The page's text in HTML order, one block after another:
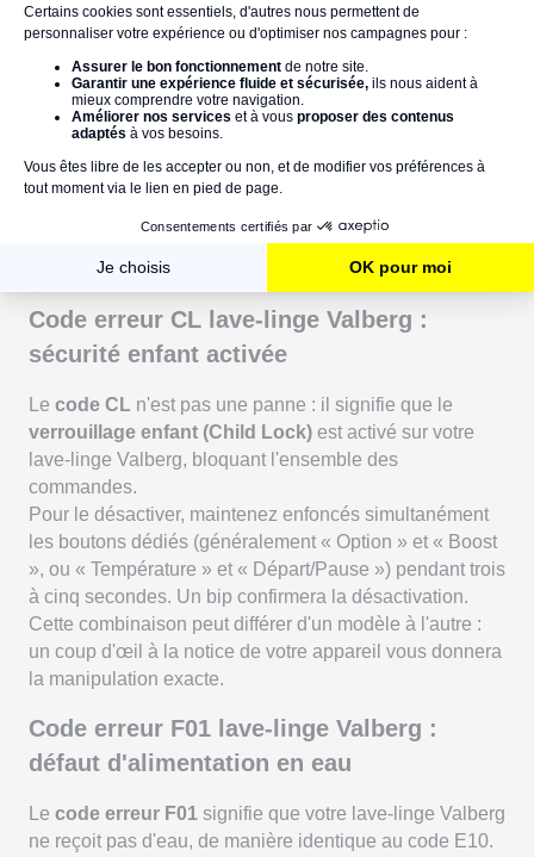
Valberg ?
Les pannes de carte électronique nécessitent un
diagnostic précis. Un technicien spécialisé en
et le remplacer.
Je demande une intervention
Code erreur CL lave-linge Valberg :
sécurité enfant activée
Le code CL n'est pas une panne : il signifie que le
verrouillage enfant (Child Lock) est activé sur votre
lave-linge Valberg, bloquant l'ensemble des
commandes.
Pour le désactiver, maintenez enfoncés simultanément
les boutons dédiés (généralement « Option » et « Boost
», ou « Température » et « Départ/Pause ») pendant trois
à cinq secondes. Un bip confirmera la désactivation.
Cette combinaison peut différer d'un modèle à l'autre :
un coup d'œil à la notice de votre appareil vous donnera
la manipulation exacte.
Code erreur F01 lave-linge Valberg :
défaut d'alimentation en eau
Le code erreur F01 signifie que votre lave-linge Valberg
ne reçoit pas d'eau, de manière identique au code E10.